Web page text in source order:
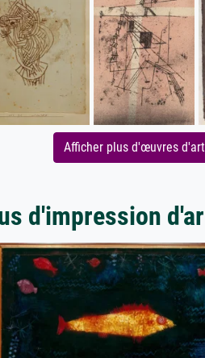
Afficher plus d'œuvres
d'impression